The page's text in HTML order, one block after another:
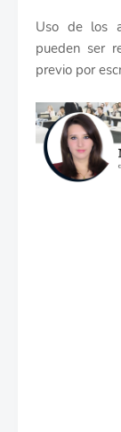
Uso de los
pueden ser
previo por